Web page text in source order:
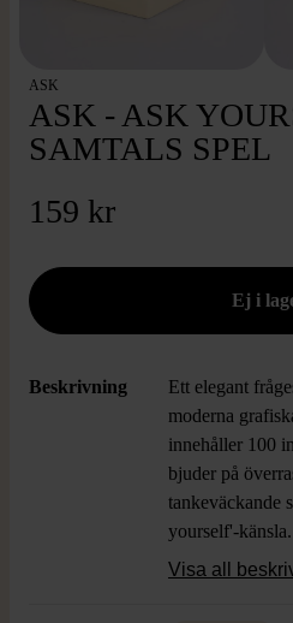
ASK
ASK - ASK
SAMTALS SPEL
159 kr
Beskrivning
Ett elegant
moderna
innehåller 100
bjuder på
tankeväckande
yourself'-
som till mys
Visa all